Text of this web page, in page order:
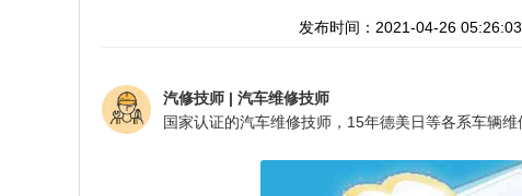
发布时间：2021-04-26 05:26:03
汽修技师 | 汽车维修技师